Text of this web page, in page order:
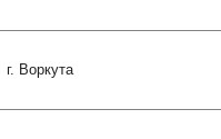
г. Воркута